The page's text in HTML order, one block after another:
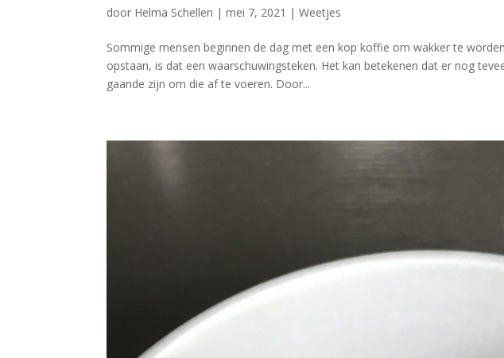
door Helma Schellen |mei 7, 2021 |Weetjes
Sommige mensen beginnen de dag met een kop koffie om wakker te
opstaan, is dat een waarschuwingsteken. Het kan betekenen dat er nog
gaande zijn om die af te voeren. Door...